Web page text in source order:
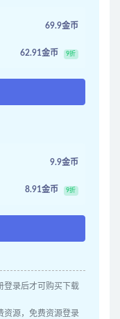
69.9金币
62.91金币 9折
9.9金币
8.91金币 9折
登录后才可购买下载
资源，免费资源登录